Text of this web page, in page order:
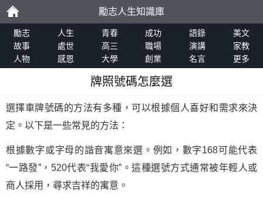
勵
志
勵志人生知識庫
勵志 人生 青春 成功 語錄
美文
故事
處世 高三 職場 演講
家教
人物
感恩 大學 創業 名言 更多
牌照號碼怎麼選
選擇車牌號碼的方法有多種，可以根據個人喜好和需求來決
定。以下是一些常見的方法：
根據數字或字母的諧音寓意來選。例如，數字168可能代表
“一路發”，520代表“我愛你”。這種選號方式通常被年輕人或
商人採用，尋求吉祥的寓意。